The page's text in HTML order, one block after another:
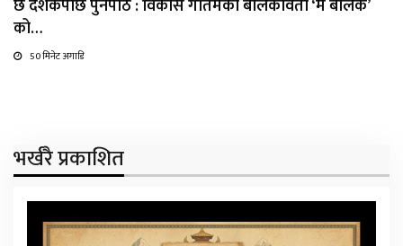
छ दशकपछि पुनर्पाठ : विकास गौतमको बालकविता ‘म बालक’
को…
50 मिनेट अगाडि
भर्खरै प्रकाशित